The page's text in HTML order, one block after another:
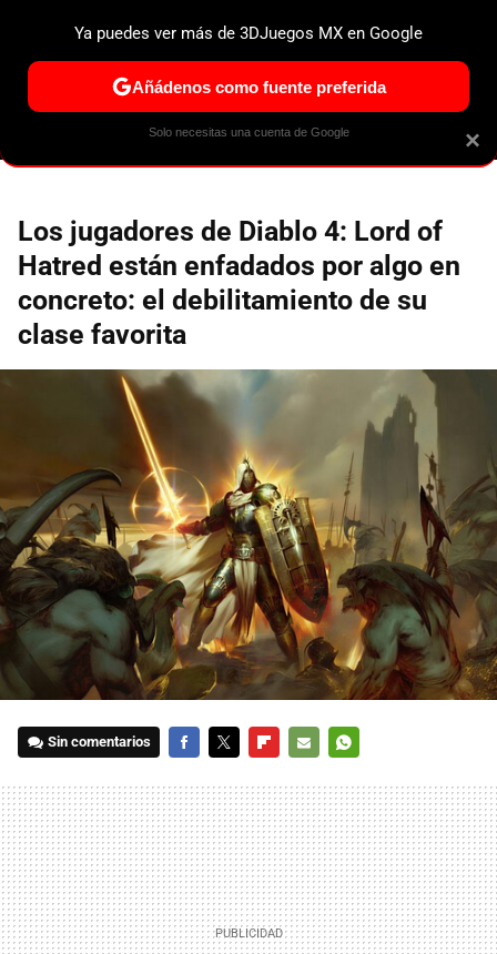
ESPECIALES PS5 NINTENDO SWITCH 2 XBOX
Los jugadores de Diablo 4: Lord of
Hatred están enfadados por algo en
concreto: el debilitamiento de su
clase favorita
Sin comentarios
MAIL
×
Ya puedes ver más de 3DJuegos MX en Google
Añádenos como fuente preferida
Solo necesitas una cuenta de Google